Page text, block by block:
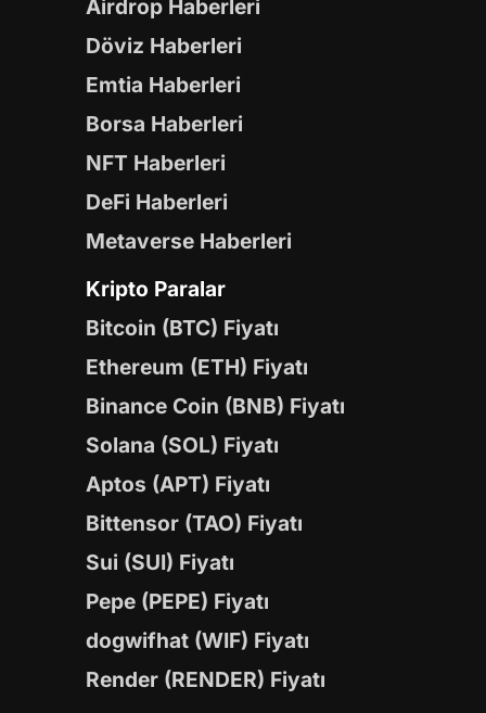
Airdrop Haberleri
Döviz Haberleri
Emtia Haberleri
Borsa Haberleri
NFT Haberleri
DeFi Haberleri
Metaverse Haberleri
Kripto Paralar
Bitcoin (BTC) Fiyatı
Ethereum (ETH) Fiyatı
Binance Coin (BNB) Fiyatı
Solana (SOL) Fiyatı
Aptos (APT) Fiyatı
Bittensor (TAO) Fiyatı
Sui (SUI) Fiyatı
Pepe (PEPE) Fiyatı
dogwifhat (WIF) Fiyatı
Render (RENDER) Fiyatı